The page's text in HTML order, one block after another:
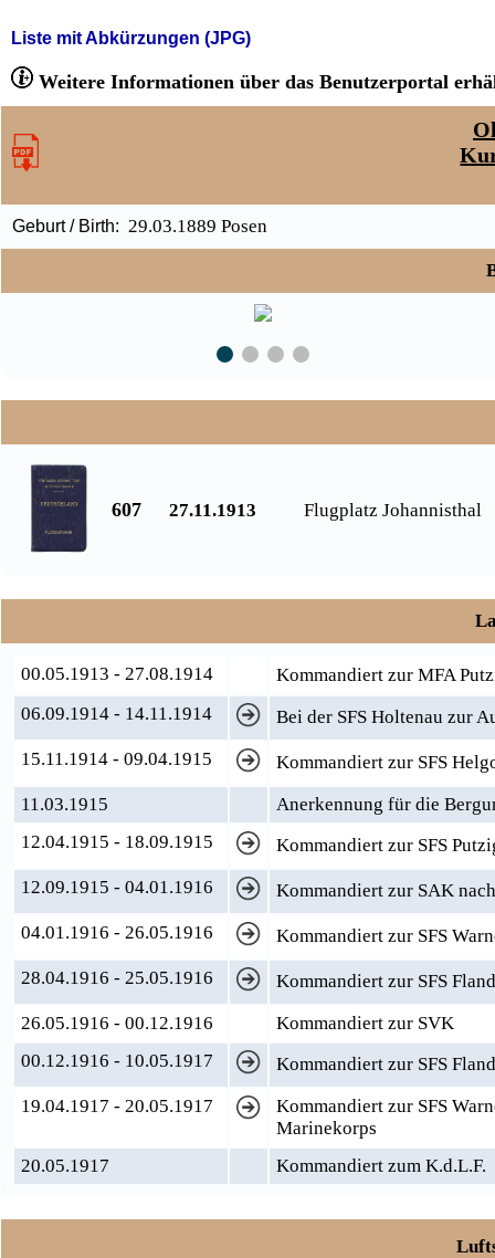
Liste mit Abkürzungen (JPG)
Weitere Informationen über das Benutzerportal
Geburt / Birth: 29.03.1889 Posen
607 27.11.1913 Flugplatz Johannisthal
00.05.1913 - 27.08.1914
Kommandiert zur MFA
06.09.1914 - 14.11.1914
Bei der SFS Holtenau zur
15.11.1914 - 09.04.1915
Kommandiert zur SFS
11.03.1915
Anerkennung für die
12.04.1915 - 18.09.1915
Kommandiert zur SFS
12.09.1915 - 04.01.1916
Kommandiert zur SAK
04.01.1916 - 26.05.1916
Kommandiert zur SFS
28.04.1916 - 25.05.1916
Kommandiert zur SFS
26.05.1916 - 00.12.1916
Kommandiert zur SVK
00.12.1916 - 10.05.1917
Kommandiert zur SFS
19.04.1917 - 20.05.1917
Kommandiert zur SFS
Marinekorps
20.05.1917
Kommandiert zum K.d.L.F.